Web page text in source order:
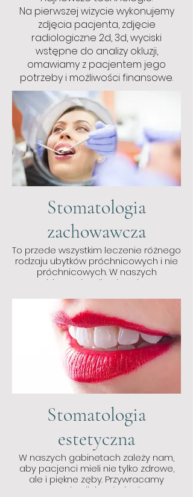
Na pierwszej wizycie wykonujemy
zdjęcia pacjenta, zdjęcie
radiologiczne 2d, 3d, wyciski
wstępne do analizy okluzji,
omawiamy z pacjentem jego
potrzeby i możliwości finansowe.
Stomatologia
zachowawcza
To przede wszystkim leczenie różnego
rodzaju ubytków próchnicowych i nie
próchnicowych. W naszych
gabinetach odbudowujemy
Stomatologia
estetyczna
W naszych gabinetach zależy nam,
aby pacjenci mieli nie tylko zdrowe,
ale i piękne zęby. Przywracamy
naturalną linię uśmiechu.